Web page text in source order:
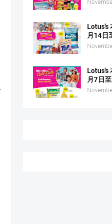
Lotus's
月14日
Lotus's
月7日至